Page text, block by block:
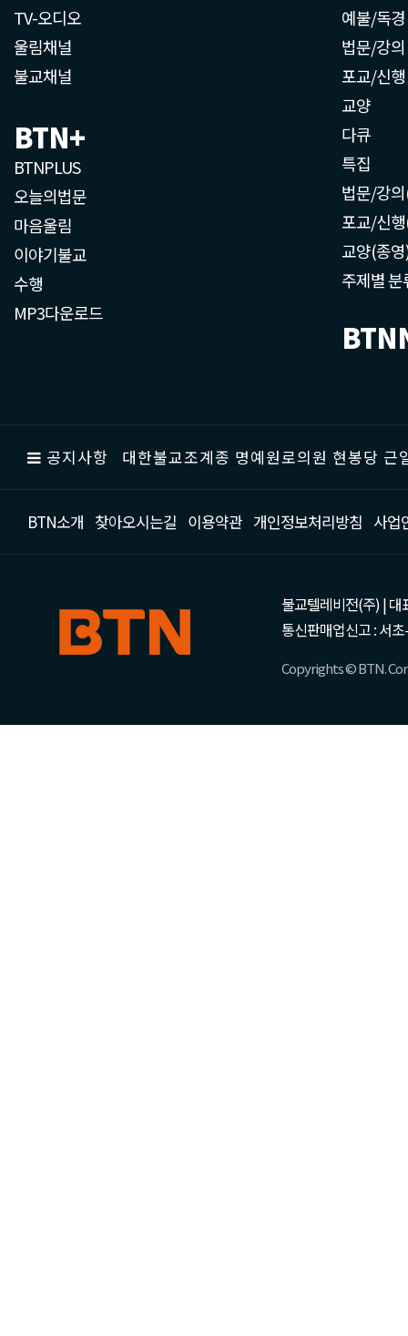
TV-오디오
울림채널
불교채널
BTN+
BTNPLUS
오늘의법문
마음울림
이야기불교
수행
MP3다운로드
예불/독경
법문/강의
포교/신행
교양
다큐
특집
법문/강
포교/신
교양(종
주제별 분
공지사항 대한불교조계종 명예원로의원 현봉당
BTN소개 찾아오시는길 이용약관 개인정보처리방침 사업
불교텔레비전(주) | 대
통신판매업신고 : 서
Copyrights © BTN.